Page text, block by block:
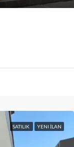
SATILIK YENI İLAN